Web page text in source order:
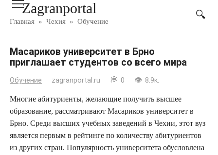
ПерейтиZagranportal
Главная » Чехия » Обучение
Масариков университет в Брно
приглашает студентов со всего мира
Обучение zagranportal.ru 0 8.9к.
Многие абитуриенты, желающие получить высшее
образование, рассматривают Масариков университет в
Брно. Среди высших учебных заведений в Чехии, этот вуз
является первым в рейтинге по количеству абитуриентов
из других стран. Популярность университета обусловлена